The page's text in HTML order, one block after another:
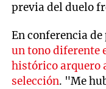
previa del duelo
En conferencia
un tono diferente
histórico arquero
selección. "Me